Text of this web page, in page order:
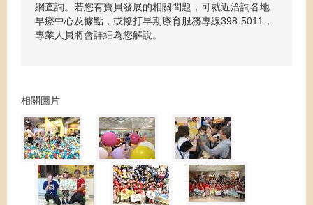
網查詢。若您有寶貝發展的相關問題，可就近洽詢各地
早療中心及據點，或撥打早期療育服務專線398-5011，
專業人員將會詳細為您解說。
相關圖片